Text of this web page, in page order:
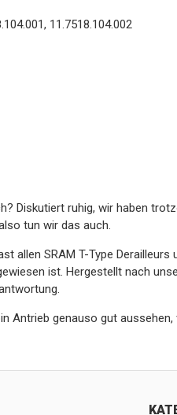
11.7518.104.002
Diskutiert ruhig, wir haben
tun wir das auch.
allen SRAM T-Type
ist. Hergestellt nach
Antrieb genauso gut